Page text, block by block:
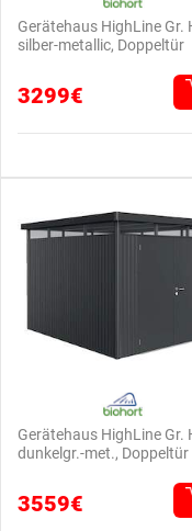
Gerätehaus HighLine Gr.
silber-metallic, Doppeltür
3299€
Gerätehaus HighLine Gr.
dunkelgr.-met., Doppeltür
3559€